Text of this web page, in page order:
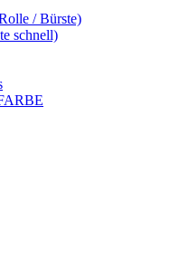
/ Bürste)
schnell)